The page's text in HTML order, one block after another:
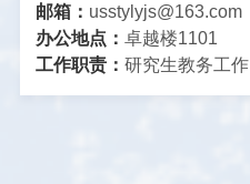
邮箱： usstylyjs@163.com
办公地点： 卓越楼1101
工作职责： 研究生教务工作